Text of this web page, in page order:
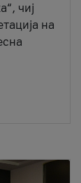
чиј
на